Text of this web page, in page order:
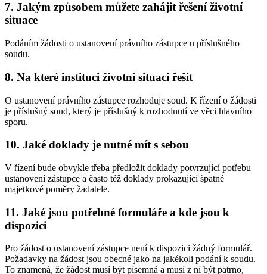
7. Jakým způsobem můžete zahájit řešení životní
situace
Podáním žádosti o ustanovení právního zástupce u příslušného
soudu.
8. Na které instituci životní situaci řešit
O ustanovení právního zástupce rozhoduje soud. K řízení o žádosti
je příslušný soud, který je příslušný k rozhodnutí ve věci hlavního
sporu.
10. Jaké doklady je nutné mít s sebou
V řízení bude obvykle třeba předložit doklady potvrzující potřebu
ustanovení zástupce a často též doklady prokazující špatné
majetkové poměry žadatele.
11. Jaké jsou potřebné formuláře a kde jsou k
dispozici
Pro žádost o ustanovení zástupce není k dispozici žádný formulář.
Požadavky na žádost jsou obecné jako na jakékoli podání k soudu.
To znamená, že žádost musí být písemná a musí z ní být patrno,